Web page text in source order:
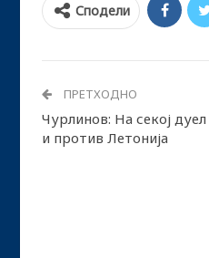
Сподели
ПРЕТХОДНО
Чурлинов: На секој
и против Летонија